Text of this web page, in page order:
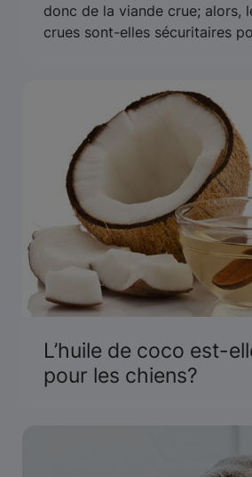
donc de la viande crue; alors,
crues sont-elles sécuritaires
pas nécessairement tous les
dont ils ont besoin. Apprenez-
nourritures crues pour chats ici.
L’huile de coco est-
pour les chiens?